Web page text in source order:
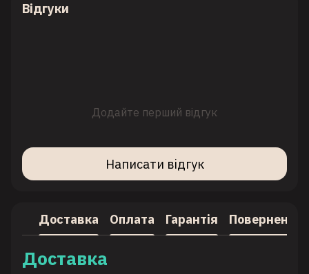
Відгуки
Додайте перший відгук
Написати відгук
Доставка Оплата Гарантія Повернення
Доставка